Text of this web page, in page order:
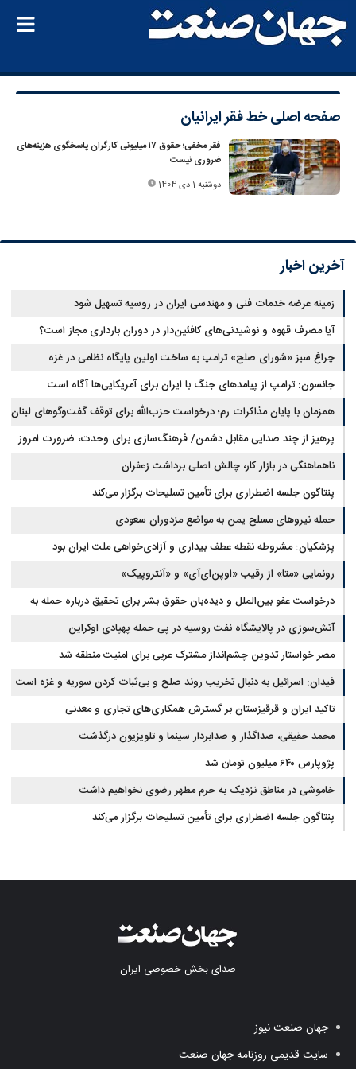
صفحه اصلیخط فقر ایرانیان
فقر مخفی؛ حقوق ۱۷ میلیونی کارگران پاسخگوی هزینه‌های
ضروری نیست
دوشنبه 1 دی 1404
آخرین اخبار
زمینه عرضه خدمات فنی و مهندسی ایران در روسیه تسهیل شود
آیا مصرف قهوه و نوشیدنی‌های کافئین‌دار در دوران بارداری مجاز است؟
چراغ سبز «شورای صلح» ترامپ به ساخت اولین پایگاه نظامی در غزه
جانسون: ترامپ از پیامدهای جنگ با ایران برای آمریکایی‌ها آگاه است
همزمان با پایان مذاکرات رم؛ درخواست حزب‌الله برای توقف گفت‌وگوهای لبنان
با اسرائیل
پرهیز از چند صدایی مقابل دشمن/ فرهنگ‌سازی برای وحدت، ضرورت امروز
کشور است
ناهماهنگی در بازار کار، چالش اصلی برداشت زعفران
پنتاگون جلسه اضطراری برای تأمین تسلیحات برگزار می‌کند
حمله نیروهای مسلح یمن به مواضع مزدوران سعودی
پزشکیان: مشروطه نقطه عطف بیداری و آزادی‌خواهی ملت ایران بود
رونمایی «متا» از رقیب «اوپن‌ای‌آی» و «آنتروپیک»
درخواست عفو بین‌الملل و دیده‌بان حقوق بشر برای تحقیق درباره حمله به
خبرنگاران در لبنان
آتش‌سوزی در پالایشگاه نفت روسیه در پی حمله پهپادی اوکراین
مصر خواستار تدوین چشم‌انداز مشترک عربی برای امنیت منطقه شد
فیدان: اسرائیل به دنبال تخریب روند صلح و بی‌ثبات کردن سوریه و غزه است
تاکید ایران و قرقیزستان بر گسترش همکاری‌های تجاری و معدنی
محمد حقیقی، صداگذار و صدابردار سینما و تلویزیون درگذشت
پژوپارس ۶۴۰ میلیون تومان شد
خاموشی در مناطق نزدیک به حرم مطهر رضوی نخواهیم داشت
پنتاگون جلسه اضطراری برای تأمین تسلیحات برگزار می‌کند
صدای بخش خصوصی ایران
جهان صنعت نیوز
سایت قدیمی روزنامه جهان صنعت